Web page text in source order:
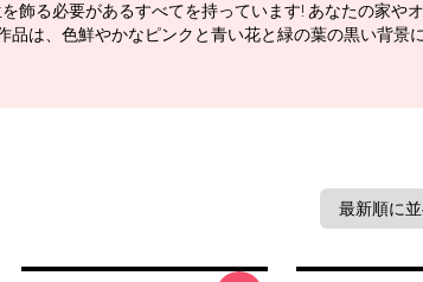
飾る必要があるすべてを持っています! あなたの家や
は、色鮮やかなピンクと青い花と緑の葉の黒い背景